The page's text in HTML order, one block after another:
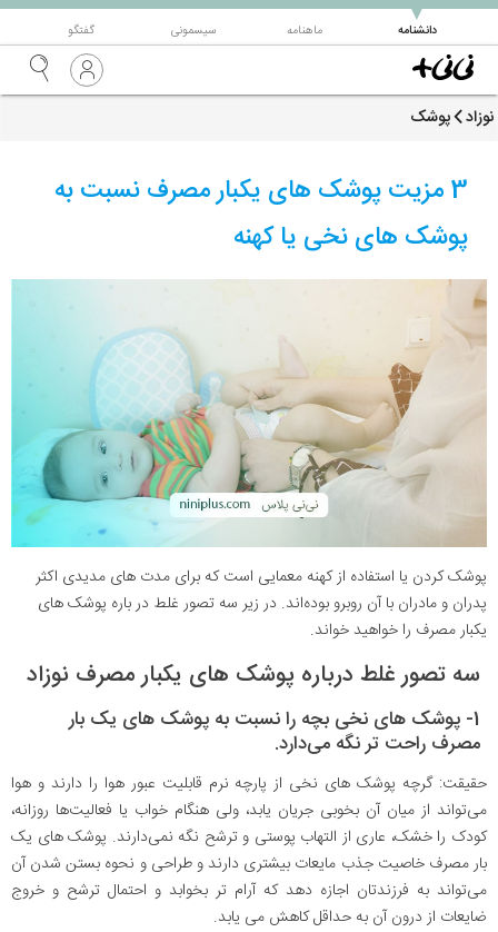
دانشنامه
▼ ماهنامه سیسمونی گفتگو
نوزاد پوشک
3 مزیت پوشک های یکبار مصرف نسبت به
پوشک های نخی یا کهنه
پوشک کردن یا استفاده از کهنه معمایی است که برای مدت های مدیدی اکثر
پدران و مادران با آن روبرو بوده‌اند. در زیر سه تصور غلط در باره پوشک های
یکبار مصرف را خواهید خواند.
سه تصور غلط درباره پوشک های یکبار مصرف نوزاد
1- پوشک های نخی بچه را نسبت به پوشک های یک بار
مصرف راحت تر نگه می‌دارد.
حقیقت: گرچه پوشک های نخی از پارچه نرم قابلیت عبور هوا را دارند و هوا
می‌تواند از میان آن بخوبی جریان یابد، ولی هنگام خواب یا فعالیت‌ها روزانه،
کودک را خشک، عاری از التهاب پوستی و ترشح نگه نمی‌دارند. پوشک های یک
بار مصرف خاصیت جذب مایعات بیشتری دارند و طراحی و نحوه بستن شدن آن
می‌تواند به فرزندتان اجازه دهد که آرام تر بخوابد و احتمال ترشح و خروج
ضایعات از درون آن به حداقل کاهش می یابد.